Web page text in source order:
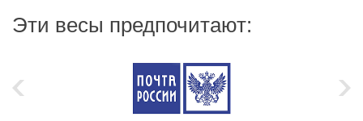
Эти весы предпочитают: